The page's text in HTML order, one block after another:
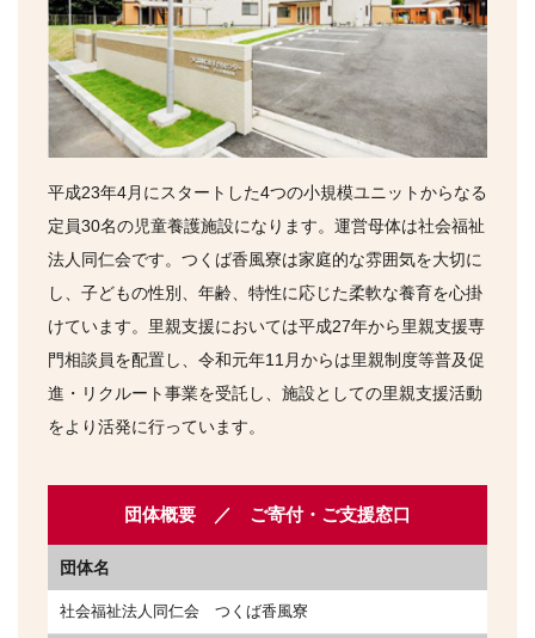
平成23年4月にスタートした4つの小規模ユニットからなる
定員30名の児童養護施設になります。運営母体は社会福祉
法人同仁会です。つくば香風寮は家庭的な雰囲気を大切に
し、子どもの性別、年齢、特性に応じた柔軟な養育を心掛
けています。里親支援においては平成27年から里親支援専
門相談員を配置し、令和元年11月からは里親制度等普及促
進・リクルート事業を受託し、施設としての里親支援活動
をより活発に行っています。
団体概要 ／ ご寄付・ご支援窓口
団体名
社会福祉法人同仁会 つくば香風寮